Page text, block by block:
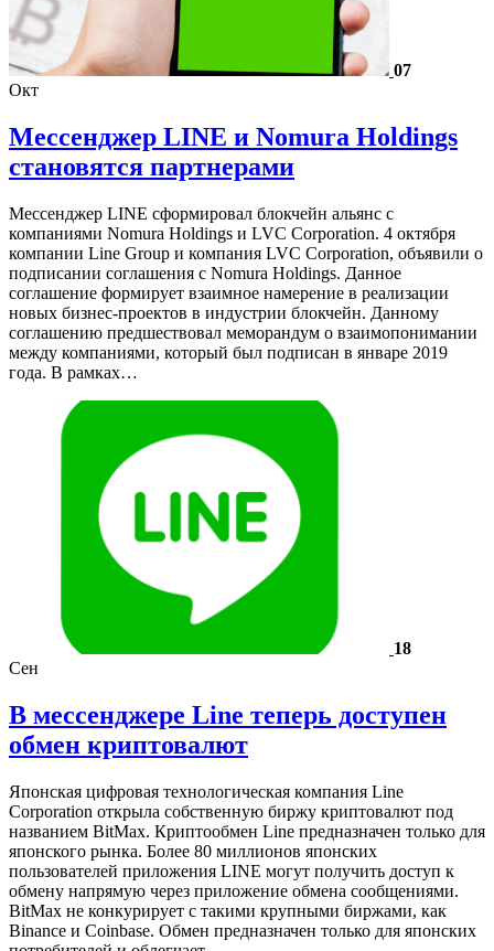
07
Окт
Мессенджер LINE и Nomura Holdings
становятся партнерами
Мессенджер LINE сформировал блокчейн альянс с
компаниями Nomura Holdings и LVC Corporation. 4 октября
компании Line Group и компания LVC Corporation, объявили о
подписании соглашения с Nomura Holdings. Данное
соглашение формирует взаимное намерение в реализации
новых бизнес-проектов в индустрии блокчейн. Данному
соглашению предшествовал меморандум о взаимопонимании
между компаниями, который был подписан в январе 2019
года. В рамках…
18
Сен
В мессенджере Line теперь доступен
обмен криптовалют
Японская цифровая технологическая компания Line
Corporation открыла собственную биржу криптовалют под
названием BitMax. Криптообмен Line предназначен только для
японского рынка. Более 80 миллионов японских
пользователей приложения LINE могут получить доступ к
обмену напрямую через приложение обмена сообщениями.
BitMax не конкурирует с такими крупными биржами, как
Binance и Coinbase. Обмен предназначен только для японских